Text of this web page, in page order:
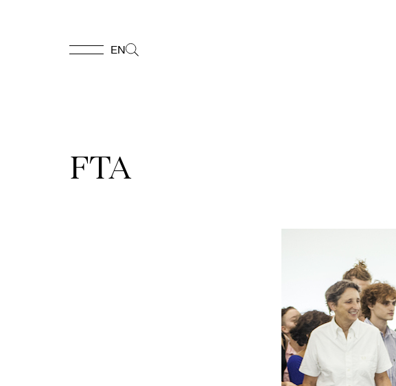
Appuyez-
EN
FTA